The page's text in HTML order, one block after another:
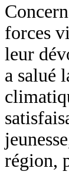
forces
leur
a salué
région,